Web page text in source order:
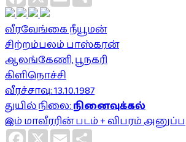
வீரவேங்கை நீயூமன்
சிற்றம்பலம் பாஸ்கரன்
ஆலங்கேணி, பூநகரி
கிளிநொச்சி
வீரச்சாவு: 13.10.1987
துயில் நிலை:நினைவுக்கல்
இம் மாவீரரின் படம் + விபரம் அனுப்ப
Facebook
X Email